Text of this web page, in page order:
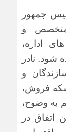
جمهور
متخصص و
اداره،
شود. نادر
و
فروش،
به وضوح،
اتفاق در